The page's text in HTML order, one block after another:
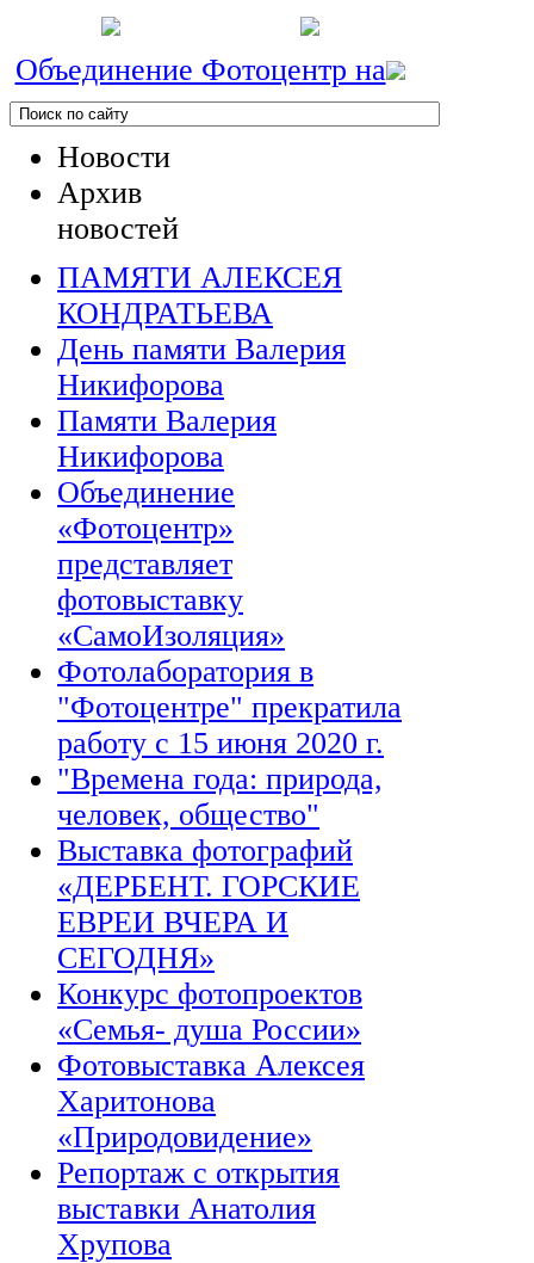
Объединение Фотоцентр на
Новости
Архив
новостей
ПАМЯТИ АЛЕКСЕЯ
КОНДРАТЬЕВА
День памяти Валерия
Никифорова
Памяти Валерия
Никифорова
Объединение
«Фотоцентр»
представляет
фотовыставку
«СамоИзоляция»
Фотолаборатория в
"Фотоцентре" прекратила
работу с 15 июня 2020 г.
"Времена года: природа,
человек, общество"
Выставка фотографий
«ДЕРБЕНТ. ГОРСКИЕ
ЕВРЕИ ВЧЕРА И
СЕГОДНЯ»
Конкурс фотопроектов
«Семья- душа России»
Фотовыставка Алексея
Харитонова
«Природовидение»
Репортаж с открытия
выставки Анатолия
Хрупова